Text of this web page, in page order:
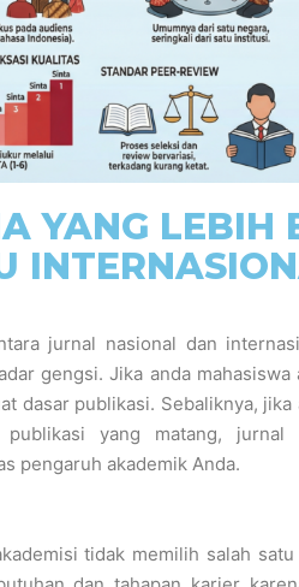
YANG LEBIH
jurnal nasional dan
gengsi. Jika anda
dasar publikasi. Sebaliknya,
yang matang, jurnal
pengaruh akademik Anda.
tidak memilih salah